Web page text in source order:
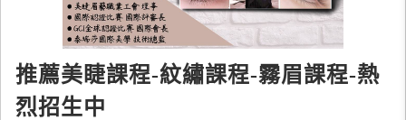
推薦美睫課程-紋繡課程-霧眉課程-熱
烈招生中